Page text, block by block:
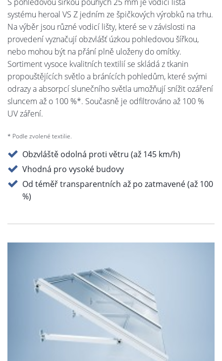
systému heroal VS Z jedním ze špičkových výrobků na trhu.
Na výběr jsou různé vodicí lišty, které se v závislosti na
provedení vyznačují obzvlášť úzkou pohledovou šířkou,
nebo mohou být na přání plně uloženy do omítky.
Sortiment vysoce kvalitních textilií se skládá z tkanin
propouštějících světlo a bránících pohledům, které svými
odrazy a absorpcí slunečního světla umožňují snížit ozáření
sluncem až o 100 %*. Současně je odfiltrováno až 100 %
UV záření.
* Podle zvolené textilie.
Obzvláště odolná proti větru (až 145 km/h)
Vhodná pro vysoké budovy
Od téměř transparentních až po zatmavené (až 100
%)